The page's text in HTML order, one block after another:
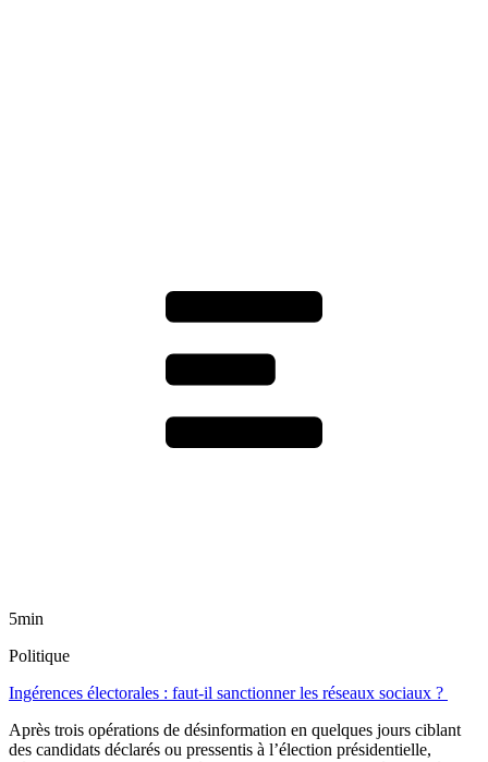
5min
Politique
Ingérences électorales : faut-il sanctionner les réseaux sociaux ?
Après trois opérations de désinformation en quelques jours ciblant
des candidats déclarés ou pressentis à l’élection présidentielle,